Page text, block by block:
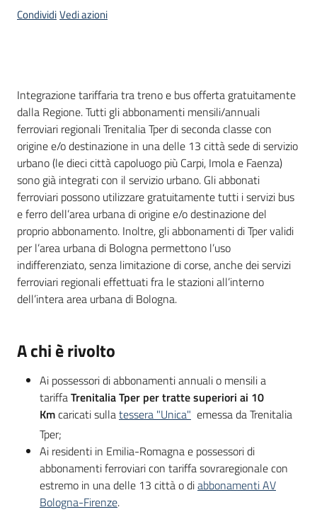
Atti
Programmi
Progetti
Osservatorio
educazione
sicurezza
stradale
CondividiVedi azioni
Cos'è
Integrazione tariffaria tra treno e bus offerta gratuitamente
dalla Regione. Tutti gli abbonamenti mensili/annuali
ferroviari regionali Trenitalia Tper di seconda classe con
origine e/o destinazione in una delle 13 città sede di servizio
urbano (le dieci città capoluogo più Carpi, Imola e Faenza)
sono già integrati con il servizio urbano. Gli abbonati
ferroviari possono utilizzare gratuitamente tutti i servizi bus
e ferro dell’area urbana di origine e/o destinazione del
proprio abbonamento. Inoltre, gli abbonamenti di Tper validi
per l’area urbana di Bologna permettono l’uso
indifferenziato, senza limitazione di corse, anche dei servizi
ferroviari regionali effettuati fra le stazioni all’interno
dell’intera area urbana di Bologna.
A chi è rivolto
Ai possessori di abbonamenti annuali o mensili a
tariffaTrenitalia Tper per tratte superiori ai 10
Kmcaricati sullatessera "Unica" emessa da Trenitalia
Tper;
Ai residenti in Emilia-Romagna e possessori di
abbonamenti ferroviari con tariffa sovraregionale con
estremo in una delle 13 città o diabbonamenti AV
Bologna-Firenze.